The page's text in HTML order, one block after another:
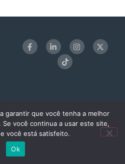
garantir que você tenha a melhor
você continua a usar este site,
você está satisfeito.
Ok